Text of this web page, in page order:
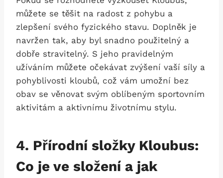
můžete se těšit na radost z pohybu a
zlepšení svého fyzického stavu. Doplněk je
navržen tak, aby byl snadno použitelný a
dobře stravitelný. S jeho pravidelným
užíváním můžete očekávat zvýšení vaší síly a
pohyblivosti kloubů, což vám umožní bez
obav se věnovat svým oblíbeným sportovním
aktivitám a aktivnímu životnímu stylu.
4. Přírodní složky Kloubus:
Co je ve složení a jak